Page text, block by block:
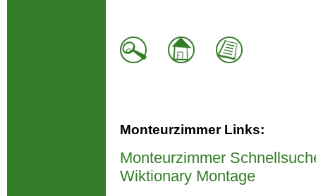
Monteurzimmer Links:
Monteurzimmer
Wiktionary Montage